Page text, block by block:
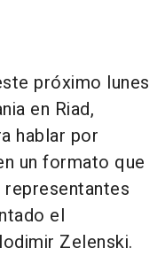
próximo lunes
en Riad,
hablar por
un formato que
el
Zelenski.